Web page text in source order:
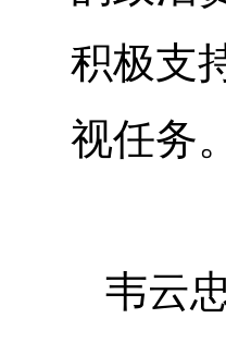
积极支
视任务。
韦云